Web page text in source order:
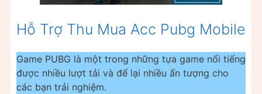
Hỗ Trợ Thu Mua Acc Pubg Mobile
Game PUBG là một trong những tựa game nổi tiếng
được nhiều lượt tải và để lại nhiều ấn tượng cho
các bạn trải nghiệm.